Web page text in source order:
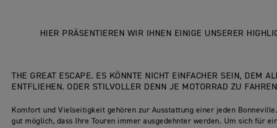
HIER PRÄSENTIEREN WIR IHNEN EINIGE UNSERER
THE GREAT ESCAPE. ES KÖNNTE NICHT EINFACHER SEIN, DEM
ENTFLIEHEN. ODER STILVOLLER DENN JE MOTORRAD ZU
Komfort und Vielseitigkeit gehören zur Ausstattung einer jeden
gut möglich, dass Ihre Touren immer ausgedehnter werden. Um sich für